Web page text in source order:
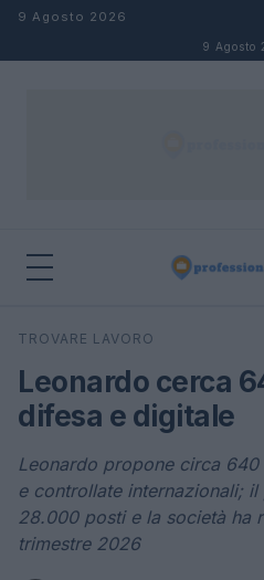
Salta al contenuto
9 Agosto 2026
9 Agosto
Cerca
TROVARE LAVORO
Leonardo cerca
difesa e digitale
Leonardo propone circa
e controllate internazionali;
28.000 posti e la società ha
trimestre 2026